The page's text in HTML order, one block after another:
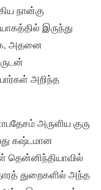
நான்கு
இருந்து
அதனை
அறிந்த
அருளிய குரு
கஷ்டமான
தென்னிந்தியாவில்
துறைகளில் அந்த